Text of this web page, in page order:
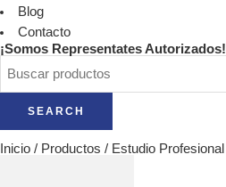
Blog
Contacto
¡Somos Representates Autorizados!
SEARCH
Inicio / Productos / Estudio Profesional